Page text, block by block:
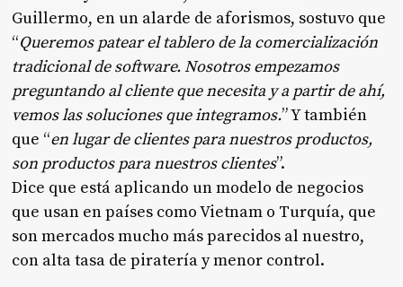
Guillermo, en un alarde de aforismos, sostuvo que
“Queremos patear el tablero de la comercialización
tradicional de software. Nosotros empezamos
preguntando al cliente que necesita y a partir de ahí,
vemos las soluciones que integramos.” Y también
que “en lugar de clientes para nuestros productos,
son productos para nuestros clientes”.
Dice que está aplicando un modelo de negocios
que usan en países como Vietnam o Turquía, que
son mercados mucho más parecidos al nuestro,
con alta tasa de piratería y menor control.